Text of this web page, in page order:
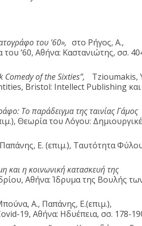
του ’60», στο Ρήγος, Α.,
του ’60, Αθήνα: Καστανιώτης, σσ.
Comedy of the Sixties”,
Tzioumakis,
Bristol: Intellect Publishing και
Το παράδειγμα της ταινίας Γάμος
Θεωρία του Λόγου:
Ε. (επιμ.), Ταυτότητα
και η κοινωνική κατασκευή της
Αθήνα: Ίδρυμα της Βουλής
Α., Παπάνης, Ε.(επιμ.),
19, Αθήνα: Ηδυέπεια, σσ. 178-